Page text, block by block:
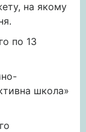
на якому
по 13
школа»